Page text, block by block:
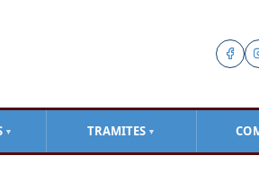
▼ TRAMITES ▼